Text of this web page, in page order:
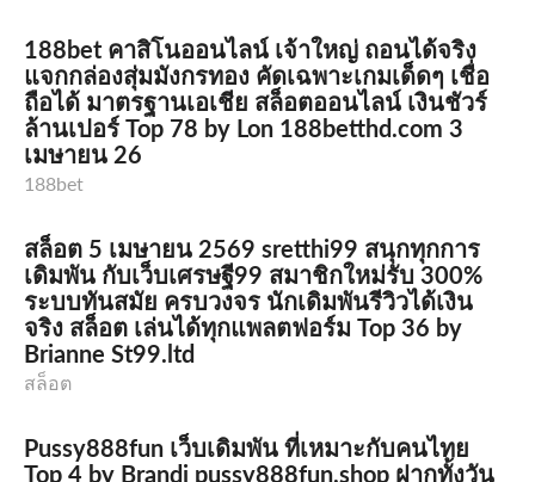
188bet คาสิโนออนไลน์ เจ้าใหญ่ ถอนได้จริง
แจกกล่องสุ่มมังกรทอง คัดเฉพาะเกมเด็ดๆ เชื่อ
ถือได้ มาตรฐานเอเชีย สล็อตออนไลน์ เงินชัวร์
ล้านเปอร์ Top 78 by Lon 188betthd.com 3
เมษายน 26
188bet
สล็อต 5 เมษายน 2569 sretthi99 สนุกทุกการ
เดิมพัน กับเว็บเศรษฐี99 สมาชิกใหม่รับ 300%
ระบบทันสมัย ครบวงจร นักเดิมพันรีวิวได้เงิน
จริง สล็อต เล่นได้ทุกแพลตฟอร์ม Top 36 by
Brianne St99.ltd
สล็อต
Pussy888fun เว็บเดิมพัน ที่เหมาะกับคนไทย
Top 4 by Brandi pussy888fun.shop ฝากทั้งวัน